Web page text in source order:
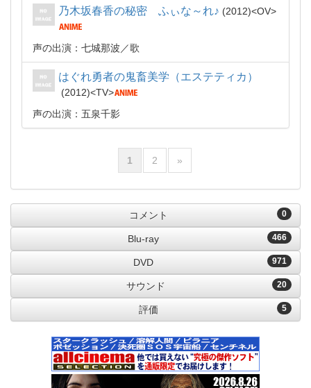
乃木坂春香の秘密 ふぃな～れ♪ 2012 OV
声の出演：七城那波 歌
はぐれ勇者の鬼畜美学（エステティカ）
2012
TV
声の出演：五泉千影
1 2 »
0
コメント
466
Blu-ray
971
DVD
20
サウンド
5
評価